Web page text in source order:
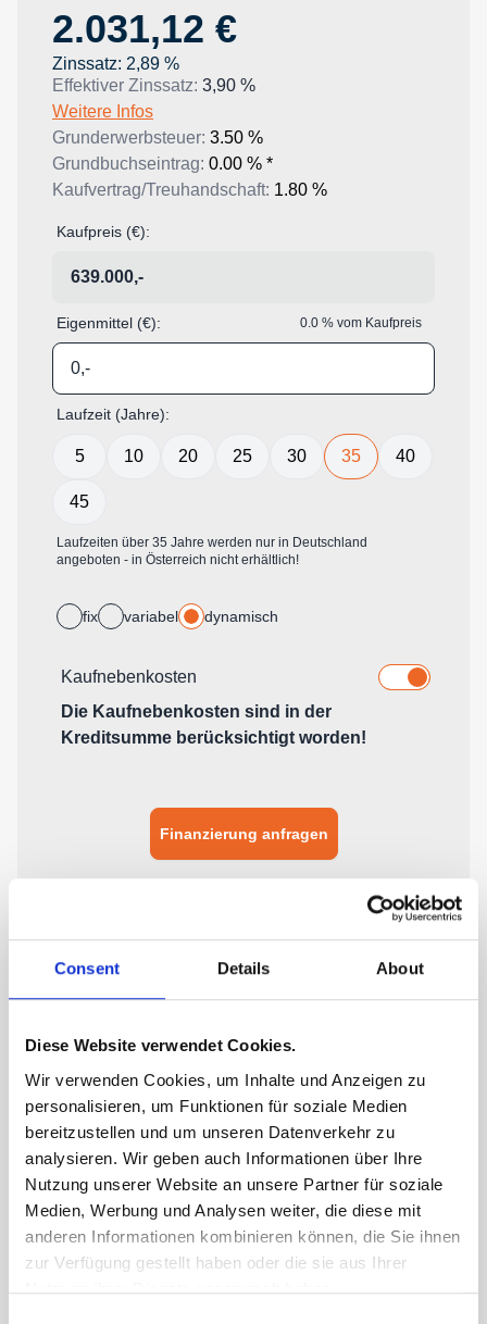
Consent Details About
Diese Website verwendet Cookies.
Wir verwenden Cookies, um Inhalte und Anzeigen zu
personalisieren, um Funktionen für soziale Medien
bereitzustellen und um unseren Datenverkehr zu
analysieren. Wir geben auch Informationen über Ihre
Nutzung unserer Website an unsere Partner für soziale
Medien, Werbung und Analysen weiter, die diese mit
anderen Informationen kombinieren können, die Sie ihnen
zur Verfügung gestellt haben oder die sie aus Ihrer
Nutzung ihrer Dienste gesammelt haben.